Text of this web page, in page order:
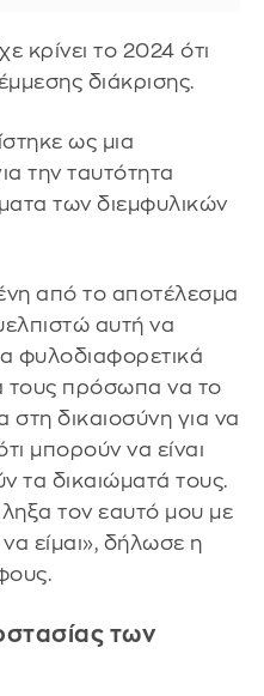
κρίνει το 2024 ότι
διάκρισης.
ως μια
την ταυτότητα
των διεμφυλικών
από το αποτέλεσμα
αυτή να
φυλοδιαφορετικά
τους πρόσωπα να το
δικαιοσύνη για να
μπορούν να είναι
τα δικαιώματά τους.
τον εαυτό μου με
είμαι», δήλωσε η
των